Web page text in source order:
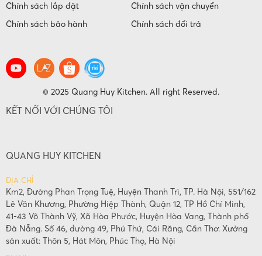
Chính sách lắp đặt
Chính sách vận chuyển
Chính sách bảo hành
Chính sách đổi trả
© 2025 Quang Huy Kitchen. All right Reserved.
KẾT NỐI VỚI CHÚNG TÔI
QUANG HUY KITCHEN
ĐỊA CHỈ
Km2, Đường Phan Trọng Tuệ, Huyện Thanh Trì, TP. Hà Nội, 551/162
Lê Văn Khương, Phường Hiệp Thành, Quận 12, TP Hồ Chí Minh,
41-43 Võ Thành Vỹ, Xã Hòa Phước, Huyện Hòa Vang, Thành phố
Đà Nẵng. Số 46, đường 49, Phú Thứ, Cái Răng, Cần Thơ. Xưởng
sản xuất: Thôn 5, Hát Môn, Phúc Thọ, Hà Nội